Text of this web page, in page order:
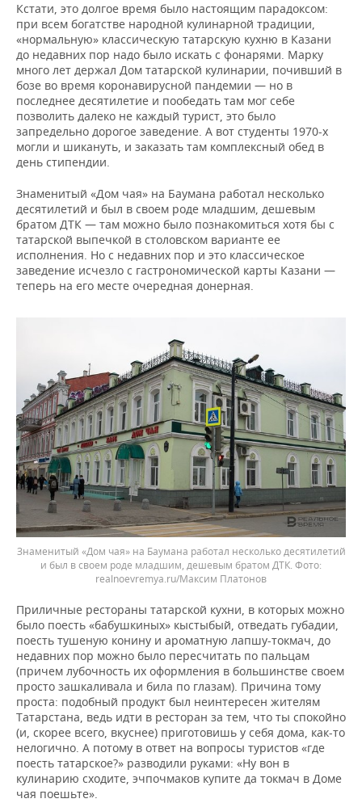
Кстати, это долгое время было настоящим парадоксом:
при всем богатстве народной кулинарной традиции,
«нормальную» классическую татарскую кухню в Казани
до недавних пор надо было искать с фонарями. Марку
много лет держал Дом татарской кулинарии, почивший в
бозе во время коронавирусной пандемии — но в
последнее десятилетие и пообедать там мог себе
позволить далеко не каждый турист, это было
запредельно дорогое заведение. А вот студенты 1970-х
могли и шикануть, и заказать там комплексный обед в
день стипендии.
Знаменитый «Дом чая» на Баумана работал несколько
десятилетий и был в своем роде младшим, дешевым
братом ДТК — там можно было познакомиться хотя бы с
татарской выпечкой в столовском варианте ее
исполнения. Но с недавних пор и это классическое
заведение исчезло с гастрономической карты Казани —
теперь на его месте очередная донерная.
Знаменитый «Дом чая» на Баумана работал несколько десятилетий
и был в своем роде младшим, дешевым братом ДТК.
realnoevremya.ru/Максим Платонов
Приличные рестораны татарской кухни, в которых можно
было поесть «бабушкиных» кыстыбый, отведать губадии,
поесть тушеную конину и ароматную лапшу-токмач, до
недавних пор можно было пересчитать по пальцам
(причем лубочность их оформления в большинстве своем
просто зашкаливала и била по глазам). Причина тому
проста: подобный продукт был неинтересен жителям
Татарстана, ведь идти в ресторан за тем, что ты спокойно
(и, скорее всего, вкуснее) приготовишь у себя дома, как-то
нелогично. А потому в ответ на вопросы туристов «где
поесть татарское?» разводили руками: «Ну вон в
кулинарию сходите, эчпочмаков купите да токмач в Доме
чая поешьте».